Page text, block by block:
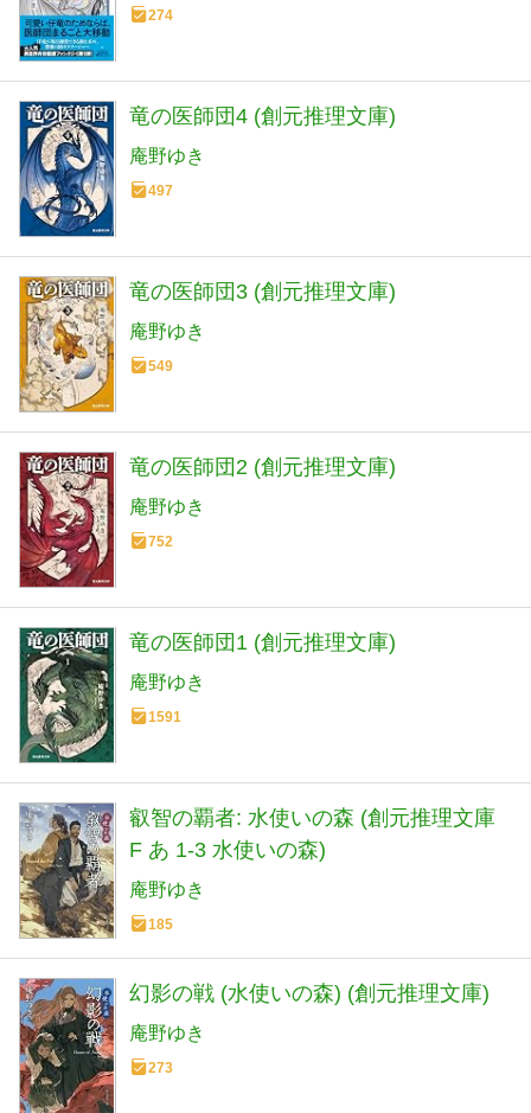
274
竜の医師団4 (創元推理文庫)
庵野ゆき
497
竜の医師団3 (創元推理文庫)
庵野ゆき
549
竜の医師団2 (創元推理文庫)
庵野ゆき
752
竜の医師団1 (創元推理文庫)
庵野ゆき
1591
叡智の覇者: 水使いの森 (創元推理文庫
F あ 1-3 水使いの森)
庵野ゆき
185
幻影の戦 (水使いの森) (創元推理文庫)
庵野ゆき
273